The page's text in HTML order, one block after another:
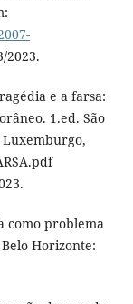
2023.
e a farsa:
1.ed. São
Luxemburgo,
como problema
Horizonte: